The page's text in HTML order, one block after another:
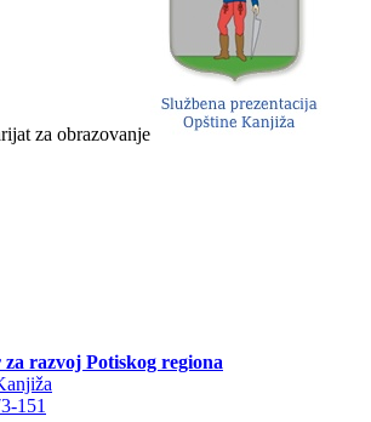
razvoj Potiskog regiona
151